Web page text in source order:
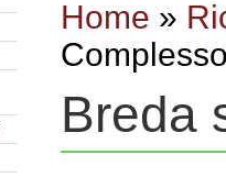
Home »
Breda